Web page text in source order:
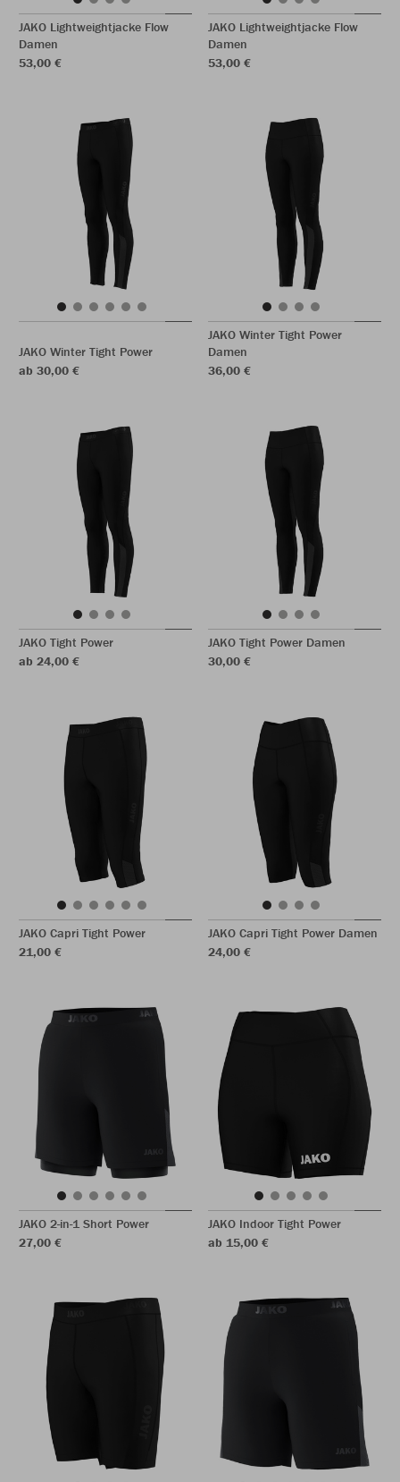
JAKO Lightweightjacke Flow
Damen
53,00 €
JAKO Lightweightjacke Flow
Damen
53,00 €
JAKO Winter Tight Power
ab 30,00 €
JAKO Winter Tight Power
Damen
36,00 €
JAKO Tight Power
ab 24,00 €
JAKO Tight Power Damen
30,00 €
JAKO Capri Tight Power
21,00 €
JAKO Capri Tight Power Damen
24,00 €
JAKO 2-in-1 Short Power
27,00 €
JAKO Indoor Tight Power
ab 15,00 €